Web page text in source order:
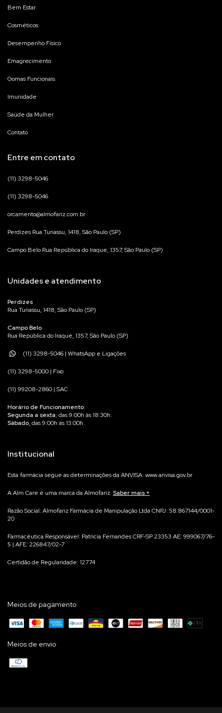
Bem Estar
Cosméticos
Desempenho Físico
Emagrecimento
Gomas Funcionais
Imunidade
Saúde da Mulher
Contato
Entre em contato
(11) 3298-5046
(11) 3298-5046
orcamento@almofariz.com.br
Perdizes Rua Turiassu, 1418, São Paulo (SP)
Campo Belo Rua República do Iraque, 1357, São Paulo (SP)
Unidades e atendimento
Perdizes
Rua Turiassu, 1418, São Paulo (SP)
Campo Belo
Rua República do Iraque, 1357, São Paulo (SP)
(11) 3298-5046 | WhatsApp e Ligações
(11) 3298-5000 | Fixo
(11) 99208-2860 | SAC
Horário de Funcionamento:
Segunda a sexta, das 9:00h às 18:30h.
Sábado, das 9:00h às 13:00h.
Institucional
Esta farmácia segue as determinações da ANVISA: www.anvisa.gov.br
A Alm Care é uma marca da Almofariz. Saber mais
Por isso, cada suplemento é manipulado para você, de forma individualizada,
Não trabalhamos com produtos prontos em estoque — cada fórmula é
Anvisa e após avaliação Farmacêutica do seu pedido.
Razão Social: Almofariz Farmácia de Manipulação Ltda CNPJ: 58.867.144/0001-
20
Farmacêutica Responsável: Patricia Fernandes CRF-SP 23353 AE: 999067/76-
5 | AFE: 226847/02-7
Certidão de Regularidade: 12774
Meios de pagamento
Meios de envio